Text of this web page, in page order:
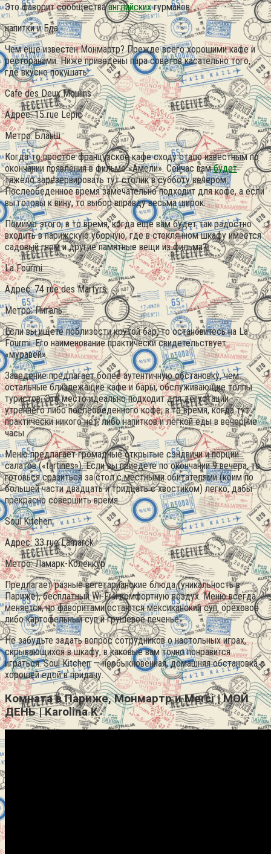
Это фаворит сообществаанглийскихгурманов.
напитки и Еда
Чем еще известен Монмартр? Прежде всего хорошими кафе и
ресторанами. Ниже приведены пара советов касательно того,
где вкусно покушать.
Cafe des Deux Moulins
Адрес: 15 rue Lepic
Метро: Бланш
Когда-то простое французское кафе сходу стало известным по
окончании появления в фильме «Амели». Сейчас вамбудет
тяжело зарезервировать тут столик в субботу вечером.
Послеобеденное время замечательно подходит для кофе, а если
вы готовы к вину, то выбор вправду весьма широк.
Помимо этого, в то время, когда еще вам будет так радостно
входить в парижскую уборную, где в стеклянном шкафу имеется
садовый гном и другие памятные вещи из фильма?
La Fourmi
Адрес: 74 rue des Martyrs
Метро: Пигаль
Если вы ищете поблизости крутой бар, то остановитесь на La
Fourmi. Его наименование практически свидетельствует
«муравей».
Заведение предлагает более аутентичную обстановку, чем
остальные близлежащие кафе и бары, обслуживающие толпы
туристов. Это место идеально подходит для дегустации
утреннего либо послеобеденного кофе, в то время, когда тут
практически никого нет, либо напитков и лёгкой еды в вечерние
часы.
Меню предлагает громадные открытые сэндвичи и порции
салатов («tartines»). Если вы приедете по окончании 9 вечера, то
готовься сразиться за стол с местными обитателями (коим по
большей части двадцать и тридцать с хвостиком) легко, дабы
прекрасно совершить время.
Soul Kitchen
Адрес: 33 rue Lamarck
Метро: Ламарк-Коленкур
Предлагает разные вегетарианские блюда (уникальность в
Париже), бесплатный Wi-Fi и комфортную воздух. Меню всегда
меняется, но фаворитами остаются мексиканский суп, ореховое
либо картофельный суп и грушевое печенье.
Не забудьте задать вопрос сотрудников о настольных играх,
скрывающихся в шкафу, в каковые вам точно понравится
играться. Soul Kitchen — необыкновенная, домашняя обстановка с
хорошей едой в придачу.
Комната в Париже, Монмартр и Merci | МОЙ
ДЕНЬ | Karolina K